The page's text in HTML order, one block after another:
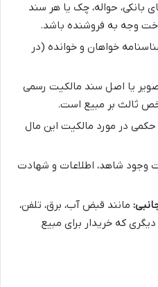
بانکی، حواله، چک یا هر سند
وجه به فروشنده باشد.
خواهان و خوانده (در
یا اصل سند مالکیت رسمی
ثالث بر مبیع است.
حکمی در مورد مالکیت این مال
وجود شاهد، اطلاعات و شهادت
مانند قبض آب، برق، تلفن،
که خریدار برای مبیع